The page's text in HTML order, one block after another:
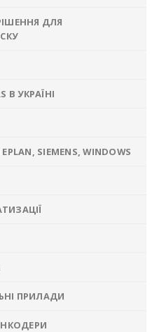
ДЛЯ
В УКРАЇНІ
SIEMENS, WINDOWS
ПРИЛАДИ